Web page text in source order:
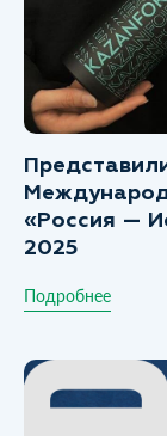
«Россия —
2025
Подробнее